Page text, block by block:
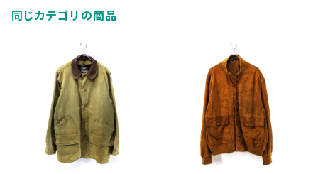
同じカテゴリの商品